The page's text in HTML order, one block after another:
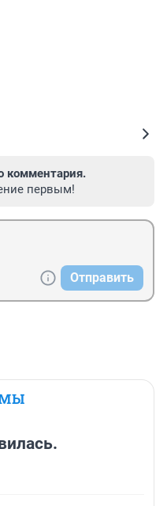
комментария.
первым!
Отправить